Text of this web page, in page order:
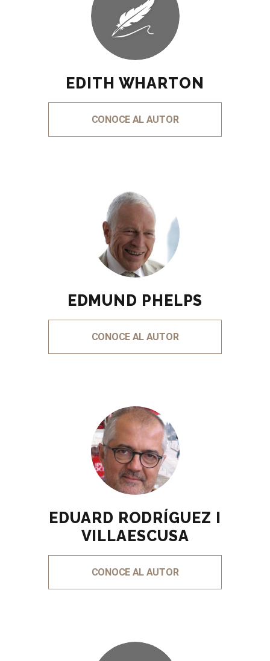
EDITH WHARTON
CONOCE AL AUTOR
EDMUND PHELPS
CONOCE AL AUTOR
EDUARD RODRÍGUEZ I
VILLAESCUSA
CONOCE AL AUTOR